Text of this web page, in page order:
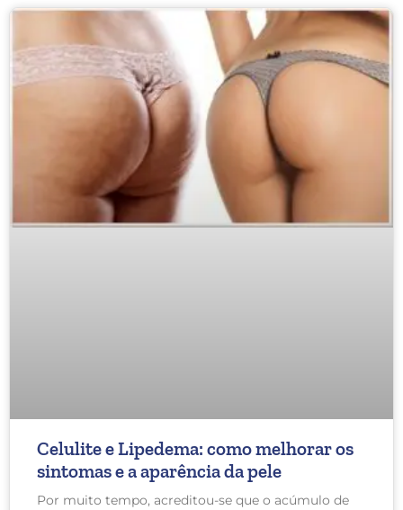
Celulite e Lipedema: como melhorar os
sintomas e a aparência da pele
Por muito tempo, acreditou-se que o acúmulo de